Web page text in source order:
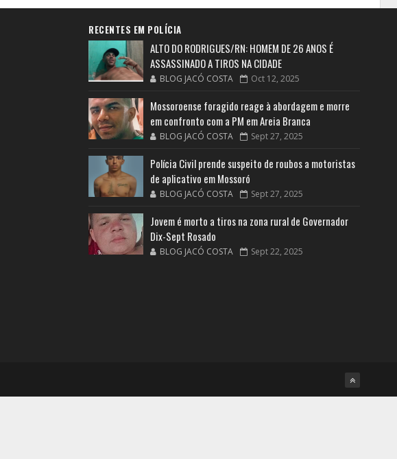
RECENTES EM POLÍCIA
ALTO DO RODRIGUES/RN: HOMEM DE 26 ANOS É
ASSASSINADO A TIROS NA CIDADE
BLOG JACÓ COSTA Oct 12, 2025
Mossoroense foragido reage à abordagem e morre
em confronto com a PM em Areia Branca
BLOG JACÓ COSTA Sept 27, 2025
Polícia Civil prende suspeito de roubos a motoristas
de aplicativo em Mossoró
BLOG JACÓ COSTA Sept 27, 2025
Jovem é morto a tiros na zona rural de Governador
Dix-Sept Rosado
BLOG JACÓ COSTA Sept 22, 2025